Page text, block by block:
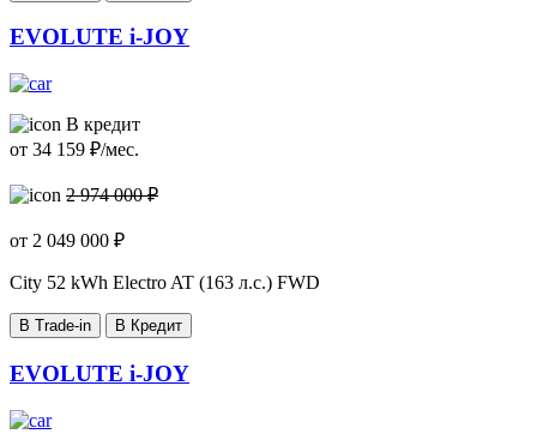
EVOLUTE i-JOY
В кредит
от 34 159 ₽/мес.
2 974 000 ₽
от 2 049 000 ₽
City 52 kWh Electro AT (163 л.с.) FWD
В Trade-in В Кредит
EVOLUTE i-JOY